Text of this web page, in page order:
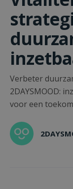
Verbeter
2DAYSMOOD:
voor een